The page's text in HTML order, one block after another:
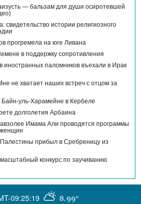
— бальзам для души осиротевшей
свидетельство истории религиозного
прогремела на юге Ливана
в поддержку сопротивления
иностранных паломников въехали в Ирак
не хватает наших встреч с отцом за
уль-Харамейне в Кербеле
долголетия Арбаина
Имама Али проводятся программы
Палестины прибыл в Сребреницу из
конкурс по заучиванию
09:25:19 8.99°